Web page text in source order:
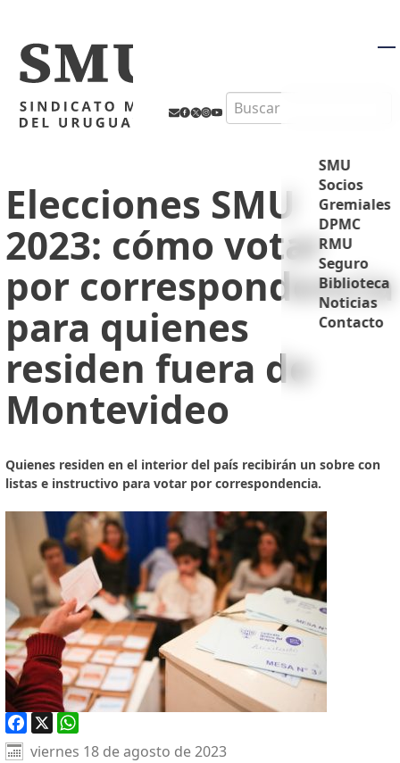
Search
SMU
Socios
Gremiales
DPMC
RMU
Seguro
Biblioteca
Noticias
Contacto
Elecciones SMU
2023: cómo votar
por correspondencia
para quienes
residen fuera de
Montevideo
Quienes residen en el interior del país recibirán un sobre con
listas e instructivo para votar por correspondencia.
Facebook
X WhatsApp
viernes 18 de agosto de 2023